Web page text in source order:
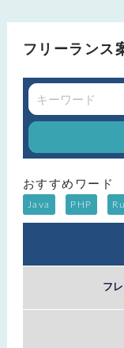
フリーランス
おすすめワード
Java PHP
フ